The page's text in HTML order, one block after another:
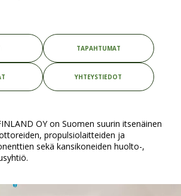
TAPAHTUMAT
YHTEYSTIEDOT
OY on Suomen suurin itsenäinen
propulsiolaitteiden ja
sekä kansikoneiden huolto-,